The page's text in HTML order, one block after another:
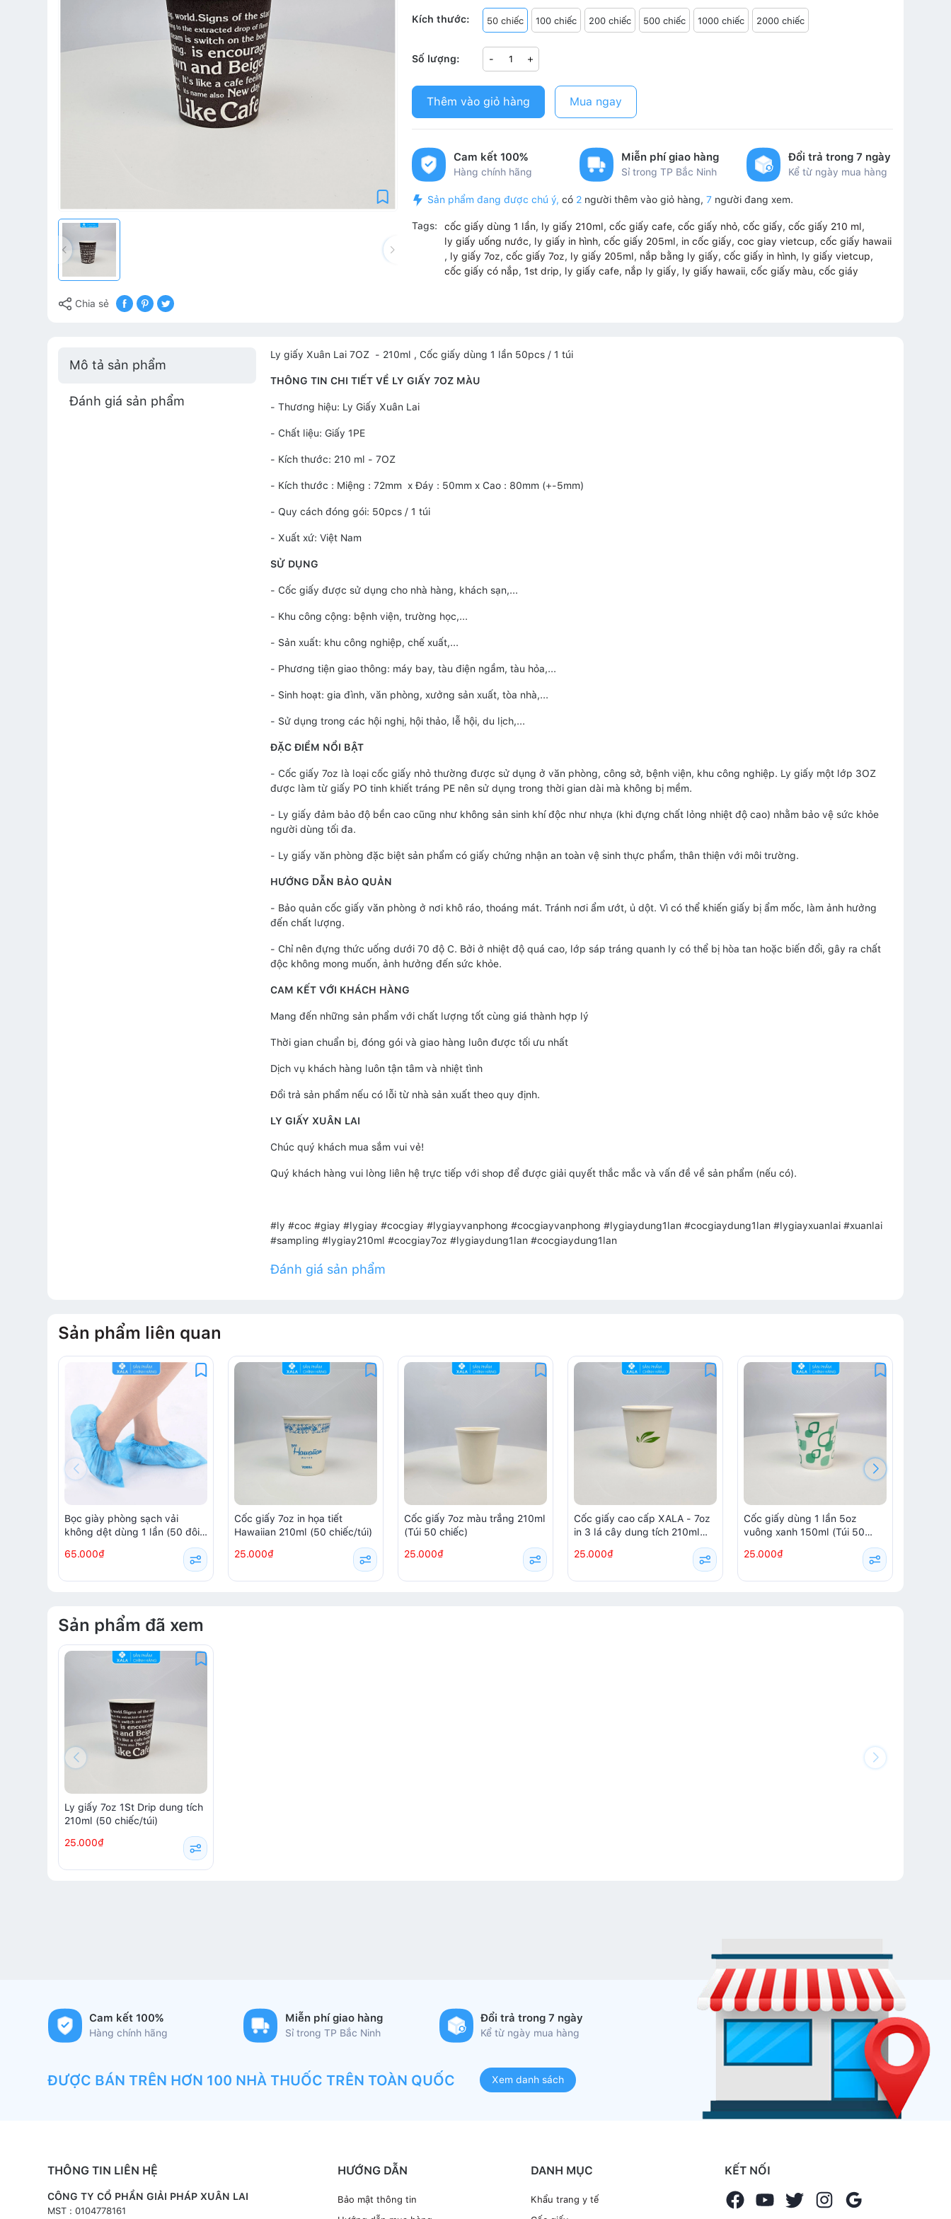
Chia sẻ
Kích thước: 50 chiếc 100 chiếc 200 chiếc 500 chiếc 1000 chiếc 2000 chiếc
Số lượng: - +
Thêm vào giỏ hàng Mua ngay
Cam kết 100%
Hàng chính hãng
Miễn phí giao hàng
Sỉ trong TP Bắc Ninh
Đổi trả trong 7 ngày
Kể từ ngày mua hàng
Sản phẩm đang được chú ý, có 2 người thêm vào giỏ hàng, 7 người đang xem.
Tags: cốc giấy dùng 1 lần, ly giấy 210ml, cốc giấy cafe, cốc giấy nhỏ, cốc giấy, cốc giấy 210 ml,
ly giấy uống nước, ly giấy in hình, cốc giấy 205ml, in cốc giấy, coc giay vietcup, cốc giấy hawaii
, ly giấy 7oz, cốc giấy 7oz, ly giấy 205ml, nắp bằng ly giấy, cốc giấy in hình, ly giấy vietcup,
cốc giấy có nắp, 1st drip, ly giấy cafe, nắp ly giấy, ly giấy hawaii, cốc giấy màu, cốc giáy
Mô tả sản phẩm
Đánh giá sản phẩm
Ly giấy Xuân Lai 7OZ - 210ml , Cốc giấy dùng 1 lần 50pcs / 1 túi
THÔNG TIN CHI TIẾT VỀ LY GIẤY 7OZ MÀU
- Thương hiệu: Ly Giấy Xuân Lai
- Chất liệu: Giấy 1PE
- Kích thước: 210 ml - 7OZ
- Kích thước : Miệng : 72mm x Đáy : 50mm x Cao : 80mm (+-5mm)
- Quy cách đóng gói: 50pcs / 1 túi
- Xuất xứ: Việt Nam
SỬ DỤNG
- Cốc giấy được sử dụng cho nhà hàng, khách sạn,...
- Khu công cộng: bệnh viện, trường học,...
- Sản xuất: khu công nghiệp, chế xuất,...
- Phương tiện giao thông: máy bay, tàu điện ngầm, tàu hỏa,...
- Sinh hoạt: gia đình, văn phòng, xưởng sản xuất, tòa nhà,...
- Sử dụng trong các hội nghị, hội thảo, lễ hội, du lịch,...
ĐẶC ĐIỂM NỔI BẬT
- Cốc giấy 7oz là loại cốc giấy nhỏ thường được sử dụng ở văn phòng, công sở, bệnh viện, khu công nghiệp. Ly giấy một lớp 3OZ
được làm từ giấy PO tinh khiết tráng PE nên sử dụng trong thời gian dài mà không bị mềm.
- Ly giấy đảm bảo độ bền cao cũng như không sản sinh khí độc như nhựa (khi đựng chất lỏng nhiệt độ cao) nhằm bảo vệ sức khỏe
người dùng tối đa.
- Ly giấy văn phòng đặc biệt sản phẩm có giấy chứng nhận an toàn vệ sinh thực phẩm, thân thiện với môi trường.
HƯỚNG DẪN BẢO QUẢN
- Bảo quản cốc giấy văn phòng ở nơi khô ráo, thoáng mát. Tránh nơi ẩm ướt, ủ dột. Vì có thể khiến giấy bị ẩm mốc, làm ảnh hưởng
đến chất lượng.
- Chỉ nên đựng thức uống dưới 70 độ C. Bởi ở nhiệt độ quá cao, lớp sáp tráng quanh ly có thể bị hòa tan hoặc biến đổi, gây ra chất
độc không mong muốn, ảnh hưởng đến sức khỏe.
CAM KẾT VỚI KHÁCH HÀNG
Mang đến những sản phẩm với chất lượng tốt cùng giá thành hợp lý
Thời gian chuẩn bị, đóng gói và giao hàng luôn được tối ưu nhất
Dịch vụ khách hàng luôn tận tâm và nhiệt tình
Đổi trả sản phẩm nếu có lỗi từ nhà sản xuất theo quy định.
LY GIẤY XUÂN LAI
Chúc quý khách mua sắm vui vẻ!
Quý khách hàng vui lòng liên hệ trực tiếp với shop để được giải quyết thắc mắc và vấn đề về sản phẩm (nếu có).
#ly #coc #giay #lygiay #cocgiay #lygiayvanphong #cocgiayvanphong #lygiaydung1lan #cocgiaydung1lan #lygiayxuanlai #xuanlai
#sampling #lygiay210ml #cocgiay7oz #lygiaydung1lan #cocgiaydung1lan
Đánh giá sản phẩm
Sản phẩm liên quan
Bọc giày phòng sạch vải
không dệt dùng 1 lần (50 đôi/
65.000₫
Cốc giấy 7oz in họa tiết
Hawaiian 210ml (50 chiếc/túi)
25.000₫
Cốc giấy 7oz màu trắng 210ml
(Túi 50 chiếc)
25.000₫
Cốc giấy cao cấp XALA - 7oz
in 3 lá cây dung tích 210ml
25.000₫
Cốc giấy dùng 1 lần 5oz
vuông xanh 150ml (Túi 50
25.000₫
Sản phẩm đã xem
Ly giấy 7oz 1St Drip dung tích
210ml (50 chiếc/túi)
25.000₫
Cam kết 100%
Hàng chính hãng
Miễn phí giao hàng
Sỉ trong TP Bắc Ninh
Đổi trả trong 7 ngày
Kể từ ngày mua hàng
ĐƯỢC BÁN TRÊN HƠN 100 NHÀ THUỐC TRÊN TOÀN QUỐC Xem danh sách
THÔNG TIN LIÊN HỆ
CÔNG TY CỔ PHẦN GIẢI PHÁP XUÂN LAI
MST : 0104778161
HƯỚNG DẪN
Bảo mật thông tin
DANH MỤC
Khẩu trang y tế
KẾT NỐI